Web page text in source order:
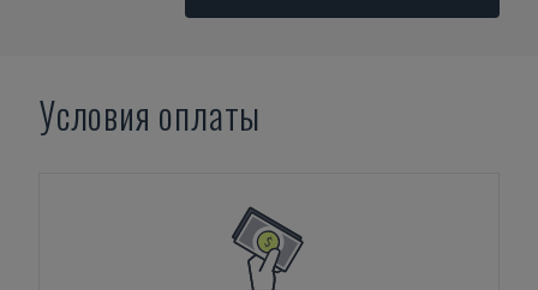
Условия оплаты